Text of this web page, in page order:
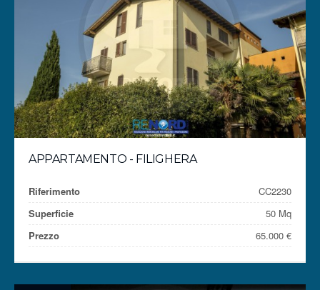
APPARTAMENTO - FILIGHERA
Riferimento
CC2230
Superficie
50 Mq
Prezzo
65.000 €